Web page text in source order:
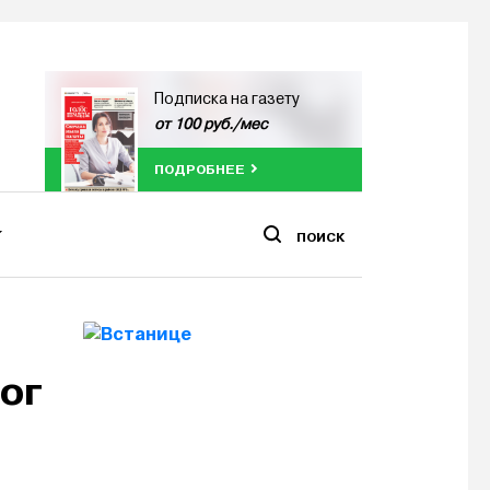
Подписка на газету
от 100 руб./мес
ПОДРОБНЕЕ
ПОИСК